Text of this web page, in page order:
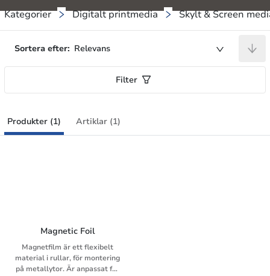
Kategorier Digitalt printmedia Skylt & Screen
Sortera efter: Relevans
Filter
Produkter (1) Artiklar (1)
Magnetic Foil
Magnetfilm är ett flexibelt
material i rullar, för montering
på metallytor. Är anpassat för